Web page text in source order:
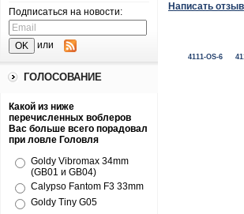
Подписаться на новости:
или
ГОЛОСОВАНИЕ
Какой из ниже
перечисленных воблеров
Вас больше всего порадовал
при ловле Головля
Goldy Vibromax 34mm
(GB01 и GB04)
Calypso Fantom F3 33mm
Goldy Tiny G05
Написать отзыв
4111-OS-6